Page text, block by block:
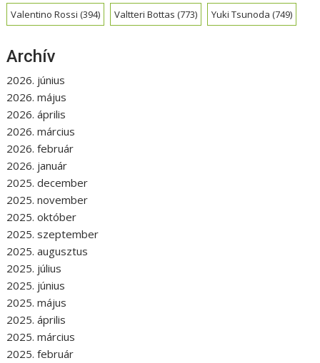
Valentino Rossi (394) Valtteri Bottas (773) Yuki Tsunoda (749)
Archív
2026. június
2026. május
2026. április
2026. március
2026. február
2026. január
2025. december
2025. november
2025. október
2025. szeptember
2025. augusztus
2025. július
2025. június
2025. május
2025. április
2025. március
2025. február